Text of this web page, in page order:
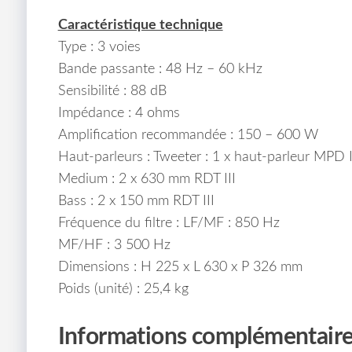
Caractéristique technique
Type : 3 voies
Bande passante : 48 Hz – 60 kHz
Sensibilité : 88 dB
Impédance : 4 ohms
Amplification recommandée : 150 – 600 W
Haut-parleurs : Tweeter : 1 x haut-parleur MPD
Medium : 2 x 630 mm RDT III
Bass : 2 x 150 mm RDT III
Fréquence du filtre : LF/MF : 850 Hz
MF/HF : 3 500 Hz
Dimensions : H 225 x L 630 x P 326 mm
Poids (unité) : 25,4 kg
Informations